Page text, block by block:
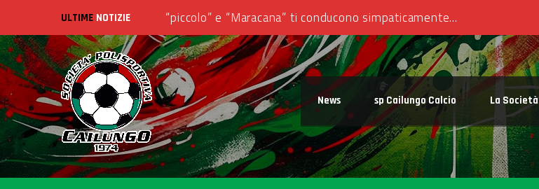
ULTIME NOTIZIE Calcio sotto le Stelle – tutti i lunedì di luglio a Cailungo nel centro sportivo Piccolo Maracana
News sp Cailungo Calcio La Società